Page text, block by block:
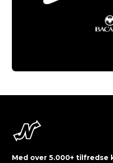
Med over 5.000+ tilfredse